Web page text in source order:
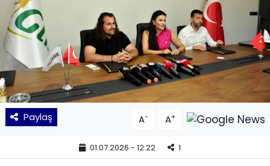
Paylaş A- A+
01.07.2026 - 12:22 1
MAGAZİN
POLİTİKA
SAĞLIK
Siyaset
SPOR
TEKNOLOJİ